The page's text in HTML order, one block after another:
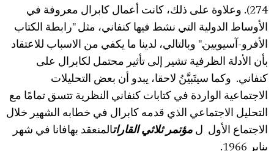
274). وعلاوة على ذلك، كانت أعمال كابرال معروفة في
الأوساط الدولية التي نشط فيها كنفاني، مثل "رابطة الكتاب
الأفرو-آسيويين." وبالتالي، لدينا ما يكفي من الاسباب للاعتقاد
بأن الأدلة الظرفية تشير إلى تأثير محتمل لكابرال على
كنفاني. وكما سيتَبيَّنُ لاحقا، يبدو أن بعض التحليلات
الاجتماعية الواردة في كتابات كنفاني النظرية تتسق تمامًا مع
التحليل الاجتماعي الذي قدمه كابرال في خطابه الشهير خلال
الاجتماع الأول ل مؤتمر ثلاثي القاراتالمنعقد بهافانا في شهر
يناير 1966.